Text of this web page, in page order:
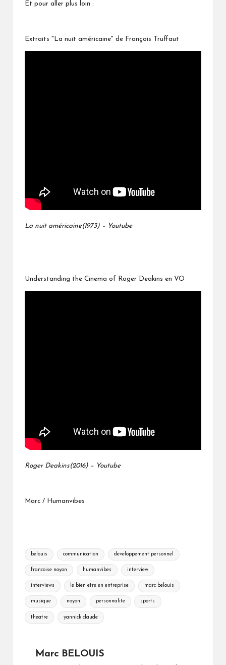
Et pour aller plus loin :
Extraits "La nuit américaine" de François Truffaut
La nuit américaine(1973) – Youtube
Understanding the Cinema of Roger Deakins en VO
Roger Deakins(2016) – Youtube
Marc / Humanvibes
Tags:
belouis communication developpement personnel
francoise noyon humanvibes interview
interviews le bien etre en entreprise marc belouis
musique noyon personnalite sports
theatre yannick claude
Marc BELOUIS